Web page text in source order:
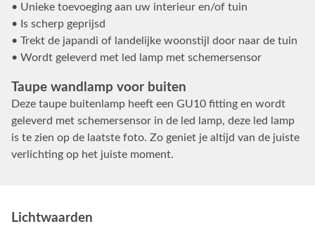
• Unieke toevoeging aan uw interieur en/of tuin
• Is scherp geprijsd
• Trekt de japandi of landelijke woonstijl door naar de tuin
• Wordt geleverd met led lamp met schemersensor
Taupe wandlamp voor buiten
Deze taupe buitenlamp heeft een GU10 fitting en wordt
geleverd met schemersensor in de led lamp, deze led lamp
is te zien op de laatste foto. Zo geniet je altijd van de juiste
verlichting op het juiste moment.
Lichtwaarden